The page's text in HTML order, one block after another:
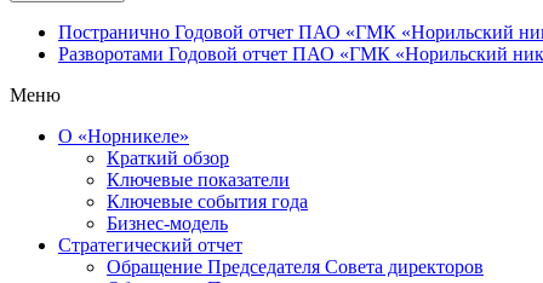
Постранично Годовой отчет ПАО «ГМК «Норильский
Разворотами Годовой отчет ПАО «ГМК «Норильский
Меню
О «Норникеле»
Краткий обзор
Ключевые показатели
Ключевые события года
Бизнес-модель
Стратегический отчет
Обращение Председателя Совета директоров